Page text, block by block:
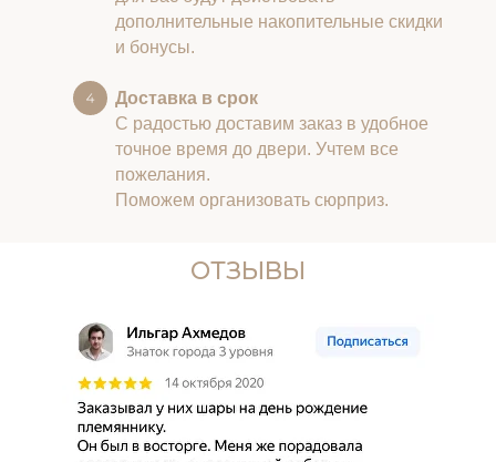
дополнительные накопительные скидки
и бонусы.
Доставка в срок
С радостью доставим заказ в удобное
точное время до двери. Учтем все
пожелания.
Поможем организовать сюрприз.
ОТЗЫВЫ